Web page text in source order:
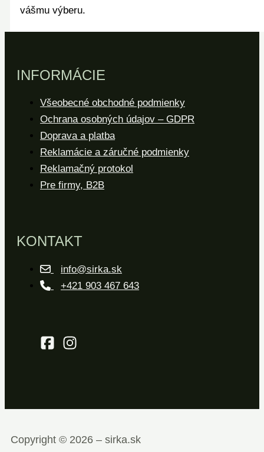
vášmu výberu.
INFORMÁCIE
Všeobecné obchodné podmienky
Ochrana osobných údajov – GDPR
Doprava a platba
Reklamácie a záručné podmienky
Reklamačný protokol
Pre firmy, B2B
KONTAKT
info@sirka.sk
+421 903 467 643
Copyright © 2026 – sirka.sk